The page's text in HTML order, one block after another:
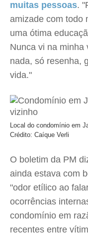
muitas pessoas.
amizade com todo
uma ótima
Nunca vi na minha
nada, só resenha,
vida."
Local do condomínio em
Crédito: Caíque Verli
O boletim da PM
ainda estava com
"odor etílico ao
ocorrências
condomínio em
recentes entre